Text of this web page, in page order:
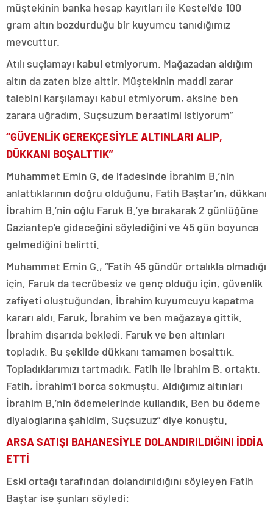
müştekinin banka hesap kayıtları ile Kestel’de 100
gram altın bozdurduğu bir kuyumcu tanıdığımız
mevcuttur.
Atılı suçlamayı kabul etmiyorum. Mağazadan aldığım
altın da zaten bize aittir. Müştekinin maddi zarar
talebini karşılamayı kabul etmiyorum, aksine ben
zarara uğradım. Suçsuzum beraatimi istiyorum”
“GÜVENLİK GEREKÇESİYLE ALTINLARI ALIP,
DÜKKANI BOŞALTTIK”
Muhammet Emin G. de ifadesinde İbrahim B.’nin
anlattıklarının doğru olduğunu, Fatih Baştar’ın, dükkanı
İbrahim B.’nin oğlu Faruk B.’ye bırakarak 2 günlüğüne
Gaziantep’e gideceğini söylediğini ve 45 gün boyunca
gelmediğini belirtti.
Muhammet Emin G., “Fatih 45 gündür ortalıkla olmadığı
için, Faruk da tecrübesiz ve genç olduğu için, güvenlik
zafiyeti oluştuğundan, İbrahim kuyumcuyu kapatma
kararı aldı. Faruk, İbrahim ve ben mağazaya gittik.
İbrahim dışarıda bekledi. Faruk ve ben altınları
topladık. Bu şekilde dükkanı tamamen boşalttık.
Topladıklarımızı tartmadık. Fatih ile İbrahim B. ortaktı.
Fatih, İbrahim’i borca sokmuştu. Aldığımız altınları
İbrahim B.’nin ödemelerinde kullandık. Ben bu ödeme
diyaloglarına şahidim. Suçsuzuz” diye konuştu.
ARSA SATIŞI BAHANESİYLE DOLANDIRILDIĞINI İDDİA
ETTİ
Eski ortağı tarafından dolandırıldığını söyleyen Fatih
Baştar ise şunları söyledi: